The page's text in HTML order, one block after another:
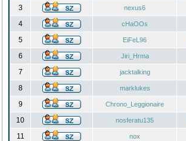
3
nexus6
4
cHaOOs
5
EiFeL96
6
Jiri_Hrma
7
jacktalking
8
marklukes
9
Chrono_Leggionaire
10
nosferatu135
11
nox